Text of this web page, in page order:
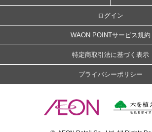
ログイン
WAON POINTサービス規約
特定商取引法に基づく表示
プライバシーポリシー